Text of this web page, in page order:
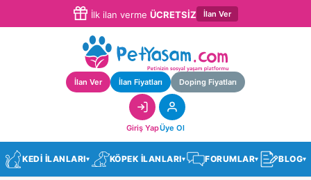
İlk ilan verme ÜCRETSİZ İlan Ver
İlan Ver İlan Fiyatları Doping Fiyatları
Giriş YapÜye Ol
KEDİ İLANLARI▾ KÖPEK İLANLARI▾ FORUMLAR▾ BLOG▾